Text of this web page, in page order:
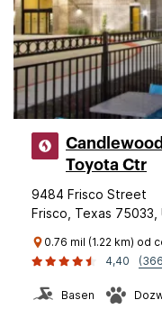
Toyota Ctr
9484 Frisco Street
Frisco, Texas
0.76 mil (1.22 km) od
4,40
Basen